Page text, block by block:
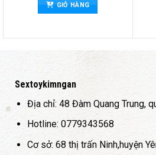
GIỎ HÀNG
Sextoykimngan
Địa chỉ: 48 Đàm Quang Trung,
Hotline: 0779343568
Cơ sở: 68 thị trấn Ninh,huyện